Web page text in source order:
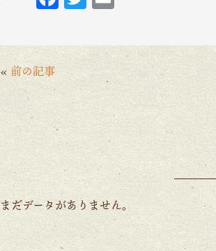
ac
eb
w
itt
er
ai
« 前の記事
まだデータがありません。